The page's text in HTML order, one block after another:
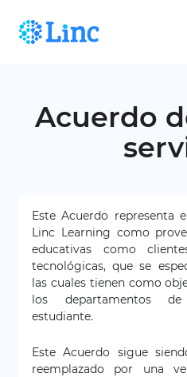
Acuerdo
Este Acuerdo representa
Linc Learning como
educativas como
tecnológicas, que se
las cuales tienen como
los departamentos
estudiante.
Este Acuerdo sigue
reemplazado por una